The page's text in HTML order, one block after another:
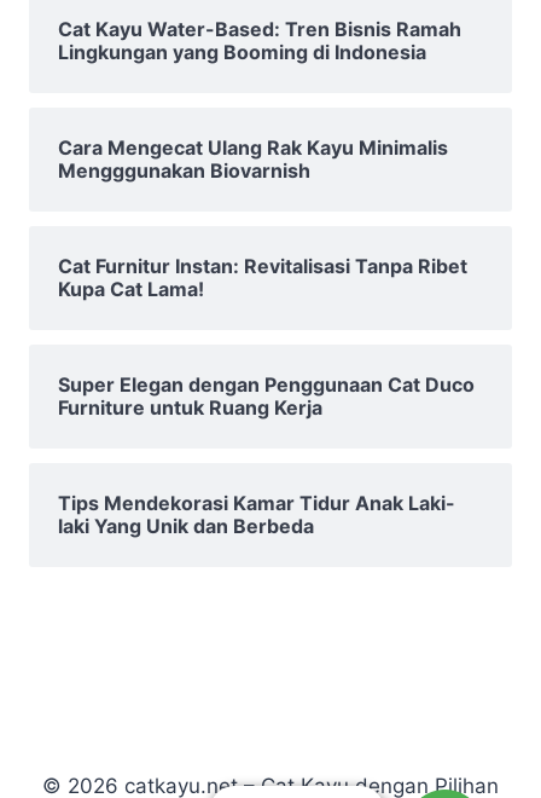
Cat Kayu Water-Based: Tren Bisnis Ramah
Lingkungan yang Booming di Indonesia
Cara Mengecat Ulang Rak Kayu Minimalis
Mengggunakan Biovarnish
Cat Furnitur Instan: Revitalisasi Tanpa Ribet
Kupa Cat Lama!
Super Elegan dengan Penggunaan Cat Duco
Furniture untuk Ruang Kerja
Tips Mendekorasi Kamar Tidur Anak Laki-
laki Yang Unik dan Berbeda
© 2026 catkayu.net – Cat Kayu dengan Pilihan